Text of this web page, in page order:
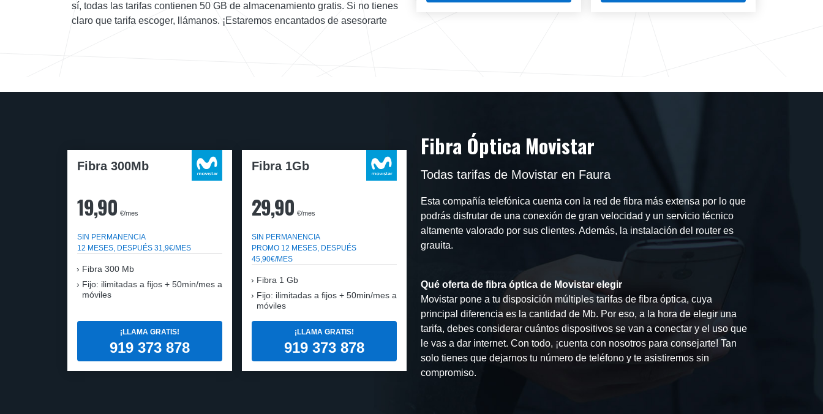
sí, todas las tarifas contienen 50 GB de almacenamiento gratis. Si no tienes
claro que tarifa escoger, llámanos. ¡Estaremos encantados de asesorarte
Fibra 300Mb
19,90 €/mes
SIN PERMANENCIA
12 MESES, DESPUÉS 31,9€/MES
Fibra 300 Mb
Fijo: ilimitadas a fijos + 50min/mes a
móviles
¡LLAMA GRATIS!
919 373 878
Fibra 1Gb
29,90 €/mes
SIN PERMANENCIA
PROMO 12 MESES, DESPUÉS
45,90€/MES
Fibra 1 Gb
Fijo: ilimitadas a fijos + 50min/mes a
móviles
¡LLAMA GRATIS!
919 373 878
Fibra Óptica Movistar
Todas tarifas de Movistar en Faura
Esta compañía telefónica cuenta con la red de fibra más extensa por lo que
podrás disfrutar de una conexión de gran velocidad y un servicio técnico
altamente valorado por sus clientes. Además, la instalación del router es
grauita.
Qué oferta de fibra óptica de Movistar elegir
Movistar pone a tu disposición múltiples tarifas de fibra óptica, cuya
principal diferencia es la cantidad de Mb. Por eso, a la hora de elegir una
tarifa, debes considerar cuántos dispositivos se van a conectar y el uso que
le vas a dar internet. Con todo, ¡cuenta con nosotros para consejarte! Tan
solo tienes que dejarnos tu número de teléfono y te asistiremos sin
compromiso.